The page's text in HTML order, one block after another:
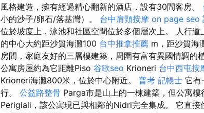
風格建造，擁有經過精心翻新的酒店，設有30間客房。
小的沙子/卵石/落基灣）。 台中肩頸按摩 on page seo
位於坡度上，泳池和社區空間位於多個層次上。 人行道
的中心大約距沙質海灘100 台中推拿推薦 m，距沙質海
房間，家庭友好的三層樓建築，周圍有富有異國情調的
公寓房屋約為它距離Piso 谷歌seo Krioneri 台中西屯按
Krioneri海灘800米，位於中心附近。 普考 記帳士 它有
行。 公益路整骨 Parga市是山上的一棟建築，但公寓樓
Perigiali，該公寓現已與相鄰的Nidri完全集成。 它直